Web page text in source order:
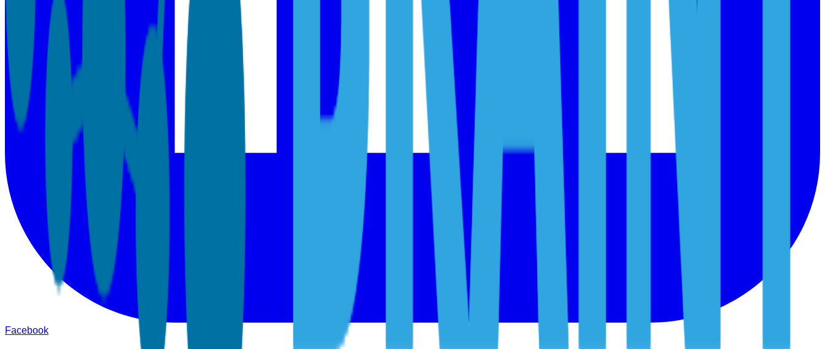
Facebook